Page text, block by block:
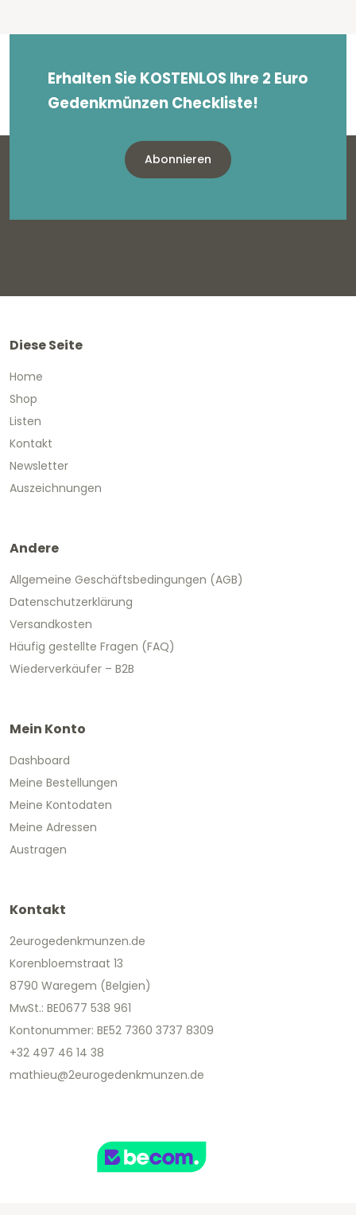
Erhalten Sie KOSTENLOS Ihre 2 Euro
Gedenkmünzen Checkliste!
Abonnieren
Diese Seite
Home
Shop
Listen
Kontakt
Newsletter
Auszeichnungen
Andere
Allgemeine Geschäftsbedingungen (AGB)
Datenschutzerklärung
Versandkosten
Häufig gestellte Fragen (FAQ)
Wiederverkäufer – B2B
Mein Konto
Dashboard
Meine Bestellungen
Meine Kontodaten
Meine Adressen
Austragen
Kontakt
2eurogedenkmunzen.de
Korenbloemstraat 13
8790 Waregem (Belgien)
MwSt.: BE0677 538 961
Kontonummer: BE52 7360 3737 8309
+32 497 46 14 38
mathieu@2eurogedenkmunzen.de